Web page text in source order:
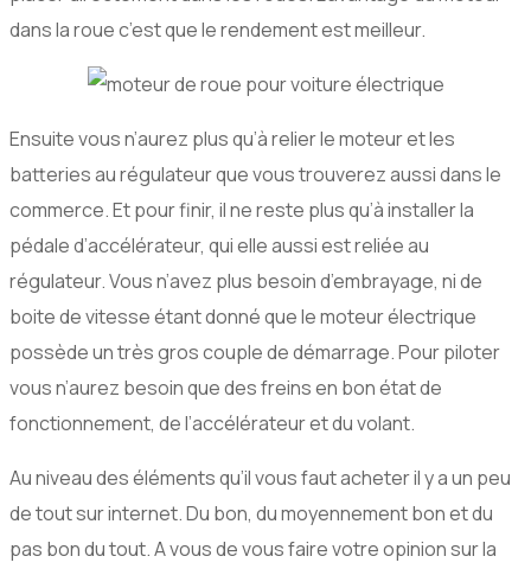
dans la roue c’est que le rendement est meilleur.
Ensuite vous n’aurez plus qu’à relier le moteur et les
batteries au régulateur que vous trouverez aussi dans le
commerce. Et pour finir, il ne reste plus qu’à installer la
pédale d’accélérateur, qui elle aussi est reliée au
régulateur. Vous n’avez plus besoin d’embrayage, ni de
boite de vitesse étant donné que le moteur électrique
possède un très gros couple de démarrage. Pour piloter
vous n’aurez besoin que des freins en bon état de
fonctionnement, de l’accélérateur et du volant.
Au niveau des éléments qu’il vous faut acheter il y a un peu
de tout sur internet. Du bon, du moyennement bon et du
pas bon du tout. A vous de vous faire votre opinion sur la